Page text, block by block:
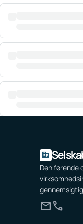
domain
Den førende
mailcall